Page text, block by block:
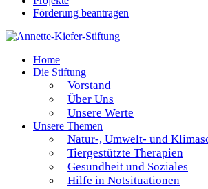
Förderung beantragen
Home
Die Stiftung
Vorstand
Über Uns
Unsere Werte
Unsere Themen
Natur-, Umwelt- und
Tiergestützte Therapien
Gesundheit und Soziales
Hilfe in Notsituationen